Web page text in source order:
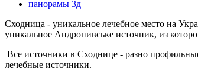
панорамы 3д
Сходница - уникальное лечебное место на
уникальное Андропивське источник, из
Все источники в Сходнице - разно
лечебные источники.